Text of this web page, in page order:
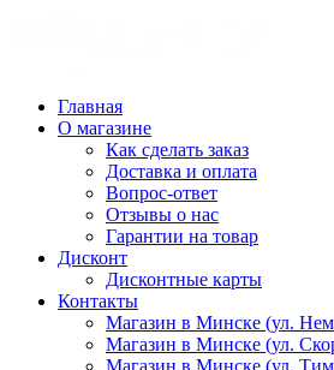
Главная
О магазине
Как сделать заказ
Доставка и оплата
Вопрос-ответ
Отзывы о нас
Гарантии на товар
Дисконт
Дисконтные карты
Контакты
Магазин в Минске (ул.
Магазин в Минске (ул.
Магазин в Минске (ул.